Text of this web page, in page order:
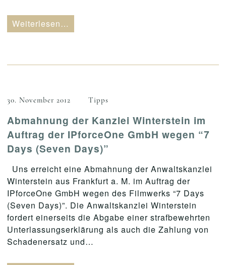
Weiterlesen…
30. November 2012 Tipps
Abmahnung der Kanzlei Winterstein im
Auftrag der IPforceOne GmbH wegen “7
Days (Seven Days)”
Uns erreicht eine Abmahnung der Anwaltskanzlei
Winterstein aus Frankfurt a. M. im Auftrag der
IPforceOne GmbH wegen des Filmwerks “7 Days
(Seven Days)”. Die Anwaltskanzlei Winterstein
fordert einerseits die Abgabe einer strafbewehrten
Unterlassungserklärung als auch die Zahlung von
Schadenersatz und…